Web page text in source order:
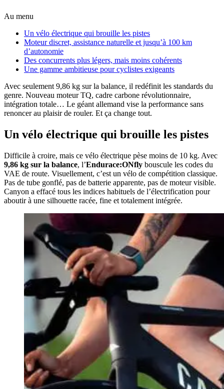
Au menu
Un vélo électrique qui brouille les pistes
Moteur discret, assistance naturelle et jusqu’à 100 km
d’autonomie
Des concurrents plus légers, mais moins cohérents
Une gamme ambitieuse pour cyclistes exigeants
Avec seulement 9,86 kg sur la balance, il redéfinit les standards du
genre. Nouveau moteur TQ, cadre carbone révolutionnaire,
intégration totale… Le géant allemand vise la performance sans
renoncer au plaisir de rouler. Et ça change tout.
Un vélo électrique qui brouille les pistes
Difficile à croire, mais ce vélo électrique pèse moins de 10 kg. Avec
9,86 kg sur la balance, l’Endurace:ONfly bouscule les codes du
VAE de route. Visuellement, c’est un vélo de compétition classique.
Pas de tube gonflé, pas de batterie apparente, pas de moteur visible.
Canyon a effacé tous les indices habituels de l’électrification pour
aboutir à une silhouette racée, fine et totalement intégrée.